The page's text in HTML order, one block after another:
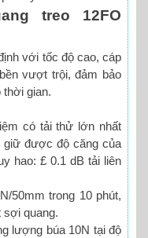
treo 12FO
với tốc độ cao, cáp
vượt trội, đảm bảo
thời gian.
có tải thử lớn nhất
giữ được độ căng của
hao: £ 0.1 dB tải liên
50mm trong 10 phút,
sợi quang.
lượng búa 10N tại độ